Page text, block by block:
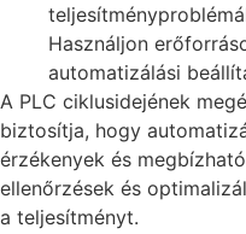
Használjon
automatizálási
A PLC ciklusidejének
biztosítja, hogy
érzékenyek és
ellenőrzések és
a teljesítményt.